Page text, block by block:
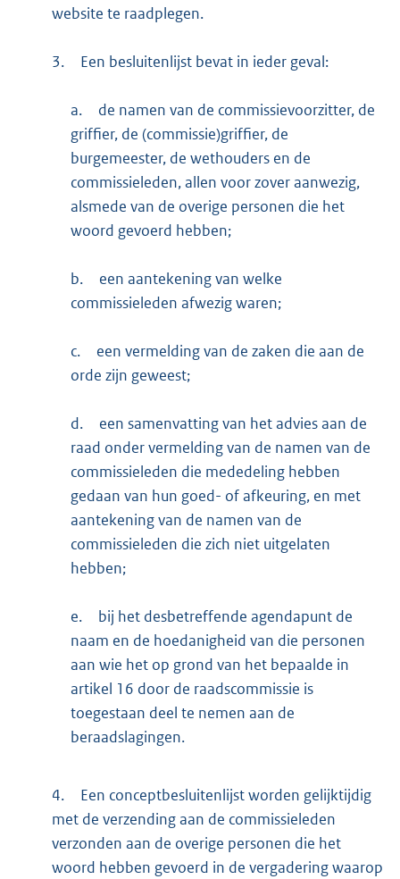
website te raadplegen.
3. Een besluitenlijst bevat in ieder geval:
a.
de namen van de commissievoorzitter, de
griffier, de (commissie)griffier, de
burgemeester, de wethouders en de
commissieleden, allen voor zover aanwezig,
alsmede van de overige personen die het
woord gevoerd hebben;
b.
een aantekening van welke
commissieleden afwezig waren;
c.
een vermelding van de zaken die aan de
orde zijn geweest;
d.
een samenvatting van het advies aan de
raad onder vermelding van de namen van de
commissieleden die mededeling hebben
gedaan van hun goed- of afkeuring, en met
aantekening van de namen van de
commissieleden die zich niet uitgelaten
hebben;
e.
bij het desbetreffende agendapunt de
naam en de hoedanigheid van die personen
aan wie het op grond van het bepaalde in
artikel 16 door de raadscommissie is
toegestaan deel te nemen aan de
beraadslagingen.
4.
Een conceptbesluitenlijst worden gelijktijdig
met de verzending aan de commissieleden
verzonden aan de overige personen die het
woord hebben gevoerd in de vergadering waarop